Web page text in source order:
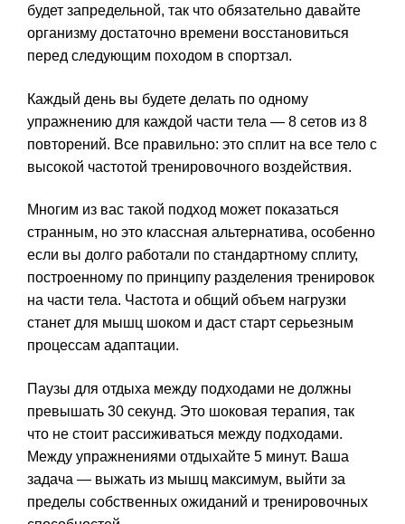
будет запредельной, так что обязательно давайте
организму достаточно времени восстановиться
перед следующим походом в спортзал.
Каждый день вы будете делать по одному
упражнению для каждой части тела — 8 сетов из 8
повторений. Все правильно: это сплит на все тело с
высокой частотой тренировочного воздействия.
Многим из вас такой подход может показаться
странным, но это классная альтернатива, особенно
если вы долго работали по стандартному сплиту,
построенному по принципу разделения тренировок
на части тела. Частота и общий объем нагрузки
станет для мышц шоком и даст старт серьезным
процессам адаптации.
Паузы для отдыха между подходами не должны
превышать 30 секунд. Это шоковая терапия, так
что не стоит рассиживаться между подходами.
Между упражнениями отдыхайте 5 минут. Ваша
задача — выжать из мышц максимум, выйти за
пределы собственных ожиданий и тренировочных